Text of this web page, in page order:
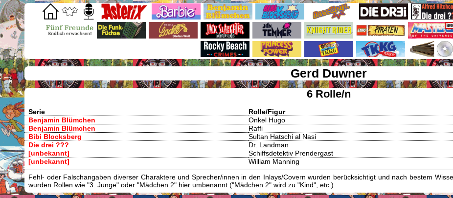
Gerd Duwner
6 Rolle/n
Serie Rolle/Figur
Benjamin Blümchen
Onkel Hugo
Benjamin Blümchen
Raffi
Bibi Blocksberg
Sultan Hatschi al Nasi
Die drei ???
Dr. Landman
[unbekannt]
Schiffsdetektiv Prendergast
[unbekannt]
William Manning
Fehl- oder Falschangaben diverser Charaktere und Sprecher/innen in den Inlays/Covern wurden berücksichtigt und nach bestem
wurden Rollen wie "3. Junge" oder "Mädchen 2" hier umbenannt ("Mädchen 2" wird zu "Kind", etc.)